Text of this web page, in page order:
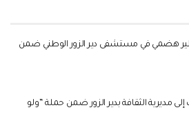
تنظير هضمي في مستشفى دير الزور الوطني ضمن
كتاب إلى مديرية الثقافة بدير الزور ضمن حملة “ولو